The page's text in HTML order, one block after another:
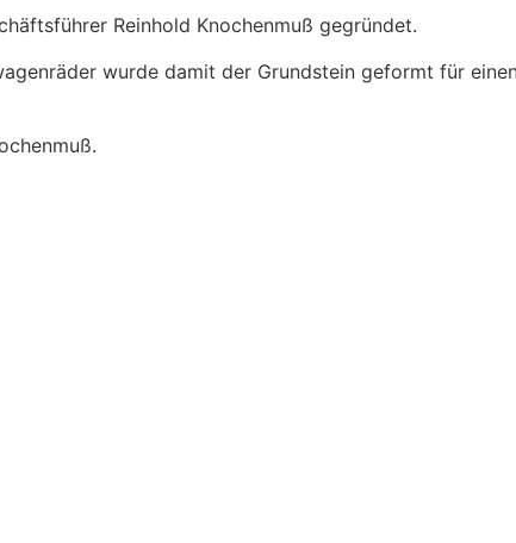
Reinhold Knochenmuß gegründet.
wurde damit der Grundstein geformt für